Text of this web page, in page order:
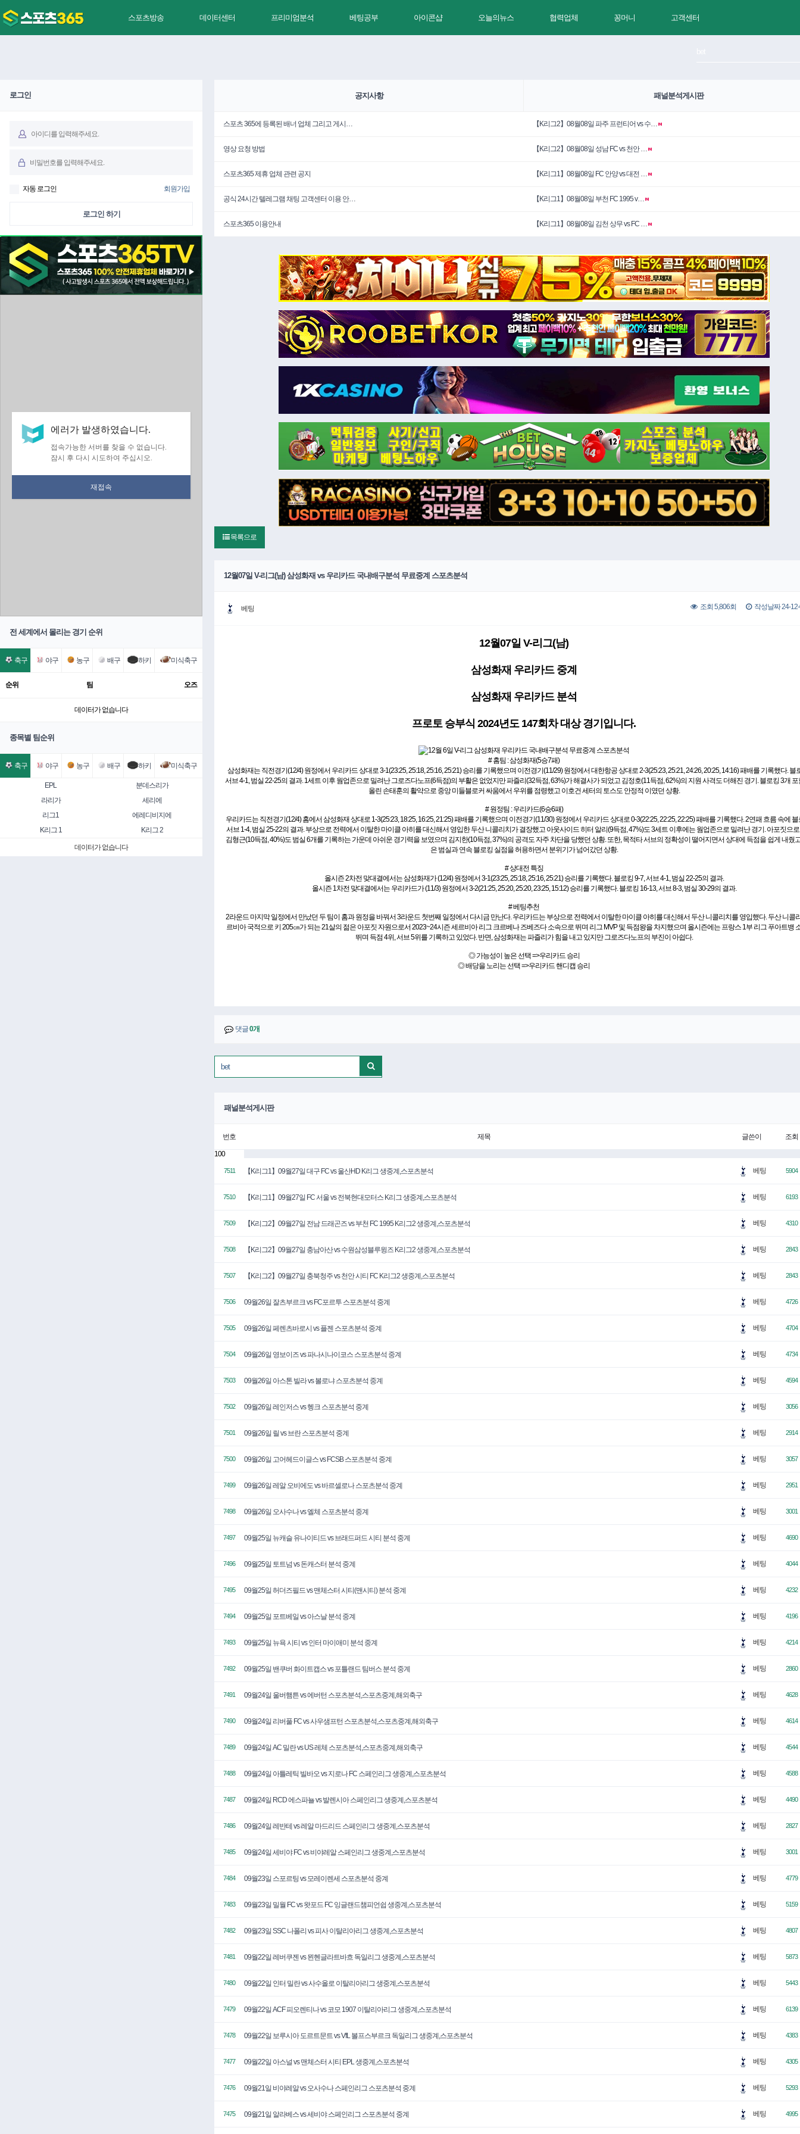
스포츠방송 데이터센터 프리미엄분석 베팅공부 아이콘샵 오늘의뉴스 협력업체 꽁머니 고객센터
로그인
자동 로그인 회원가입
로그인 하기
전 세계에서 몰리는 경기 순위
축구 야구 농구 배구 하키 미식축구
순위 팀 오즈
데이터가 없습니다
종목별 팀순위
축구 야구 농구 배구 하키 미식축구
EPL
분데스리가
라리가
세리에
리그1
에레디비지에
K리그 1
K리그 2
데이터가 없습니다
공지사항 패널분석게시판
스포츠 365에 등록된 배너 업체 그리고 게시…
영상 요청 방법
스포츠365 제휴 업체 관련 공지
공식 24시간 텔레그램 채팅 고객센터 이용 안…
스포츠365 이용안내
【K리그2】08월08일 파주 프런티어 vs 수…
【K리그2】08월08일 성남 FC vs 천안 …
【K리그1】08월08일 FC 안양 vs 대전 …
【K리그1】08월08일 부천 FC 1995 v…
【K리그1】08월08일 김천 상무 vs FC …
목록으로
12월07일 V-리그(남) 삼성화재 vs 우리카드 국내배구분석 무료중계 스포츠분석
베팅 조회 5,806회 작성날짜 24-
12월07일 V-리그(남)
삼성화재 우리카드 중계
삼성화재 우리카드 분석
프로토 승부식 2024년도 147회차 대상 경기입니다.
# 홈팀 : 삼성화재(5승7패)
삼성화재는 직전경기(12/4) 원정에서 우리카드 상대로 3-1(23:25, 25:18, 25:16, 25:21) 승리를 기록했으며 이전경기(11/29) 원정에서 대한항공 상대로 2-3(25:23, 25:21, 24:26, 20:25, 14:16) 패배를 기록했다. 블
서브 4-1, 범실 22-25의 결과. 1세트 이후 웜업존으로 밀려난 그로즈다노프(6득점)의 부활은 없었지만 파즐리(32득점, 63%)가 해결사가 되었고 김정호(11득점, 62%)의 지원 사격도 더해진 경기. 블로킹 3개
올린 손태훈의 활약으로 중앙 미들블로커 싸움에서 우위를 점령했고 이호건 세터의 토스도 안정적 이였던 상황.
# 원정팀 : 우리카드(6승6패)
우리카드는 직전경기(12/4) 홈에서 삼성화재 상대로 1-3(25:23, 18:25, 16:25, 21:25) 패배를 기록했으며 이전경기(11/30) 원정에서 우리카드 상대로 0-3(22:25, 22:25, 22:25) 패배를 기록했다. 2연패 흐름 속에 블
서브 1-4, 범실 25-22의 결과. 부상으로 전력에서 이탈한 마이클 아히를 대신해서 영입한 두산 니콜리치가 결장했고 아웃사이드 히터 알리(9득점, 47%)도 3세트 이후에는 웜업존으로 밀려난 경기. 아포짓으
김형근(10득점, 40%)도 범실 6개를 기록하는 가운데 아쉬운 경기력을 보였으며 김지한(10득점, 37%)의 공격도 자주 차단을 당했던 상황. 또한, 목적타 서브의 정확성이 떨어지면서 상대에 득점을 쉽게 내줬
은 범실과 연속 블로킹 실점을 허용하면서 분위기가 넘어갔던 상황.
# 상대전 특징
올시즌 2차전 맞대결에서는 삼성화재가 (12/4) 원정에서 3-1(23:25, 25:18, 25:16, 25:21) 승리를 기록했다. 블로킹 9-7, 서브 4-1, 범실 22-25의 결과.
올시즌 1차전 맞대결에서는 우리카드가 (11/3) 원정에서 3-2(21:25, 25:20, 25:20, 23:25, 15:12) 승리를 기록했다. 블로킹 16-13, 서브 8-3, 범실 30-29의 결과.
# 베팅추천
2라운드 마지막 일정에서 만났던 두 팀이 홈과 원정을 바꿔서 3라운드 첫번째 일정에서 다시금 만난다. 우리카드는 부상으로 전력에서 이탈한 마이클 아히를 대신해서 두산 니콜리치를 영입했다. 두산 니콜
르비아 국적으로 키 205㎝가 되는 21살의 젊은 아포짓 자원으로서 2023~24시즌 세르비아 리그 크르베나 즈베즈다 소속으로 뛰며 리그 MVP 및 득점왕을 차지했으며 올시즌에는 프랑스 1부 리그 푸아트뱅
뛰며 득점 4위, 서브 5위를 기록하고 있었다. 반면, 삼성화재는 파즐리가 힘을 내고 있지만 그로즈다노프의 부진이 아쉽다.
◎ 가능성이 높은 선택 =>우리카드 승리
◎ 배당을 노리는 선택 =>우리카드 핸디캡 승리
댓글0개
패널분석게시판
번호 제목 글쓴이 조회
100
7511 【K리그1】09월27일 대구 FC vs 울산HD K리그 생중계,스포츠분석 베팅 5904
7510 【K리그1】09월27일 FC 서울 vs 전북현대모터스 K리그 생중계,스포츠분석 베팅 6193
7509 【K리그2】09월27일 전남 드래곤즈 vs 부천 FC 1995 K리그2 생중계,스포츠분석 베팅 4310
7508 【K리그2】09월27일 충남아산 vs 수원삼성블루윙즈 K리그2 생중계,스포츠분석 베팅 2843
7507 【K리그2】09월27일 충북청주 vs 천안 시티 FC K리그2 생중계,스포츠분석 베팅 2843
7506 09월26일 잘츠부르크 vs FC포르투 스포츠분석 중계 베팅 4726
7505 09월26일 페렌츠바로시 vs 플젠 스포츠분석 중계 베팅 4704
7504 09월26일 영보이즈 vs 파나시나이코스 스포츠분석 중계 베팅 4734
7503 09월26일 아스톤 빌라 vs 볼로냐 스포츠분석 중계 베팅 4594
7502 09월26일 레인저스 vs 헹크 스포츠분석 중계 베팅 3056
7501 09월26일 릴 vs 브란 스포츠분석 중계 베팅 2914
7500 09월26일 고어헤드이글스 vs FCSB 스포츠분석 중계 베팅 3057
7499 09월26일 레알 오비에도 vs 바르셀로나 스포츠분석 중계 베팅 2951
7498 09월26일 오사수나 vs 엘체 스포츠분석 중계 베팅 3001
7497 09월25일 뉴캐슬 유나이티드 vs 브래드퍼드 시티 분석 중계 베팅 4690
7496 09월25일 토트넘 vs 돈캐스터 분석 중계 베팅 4044
7495 09월25일 허더즈필드 vs 맨체스터 시티(맨시티) 분석 중계 베팅 4232
7494 09월25일 포트베일 vs 아스날 분석 중계 베팅 4196
7493 09월25일 뉴욕 시티 vs 인터 마이애미 분석 중계 베팅 4214
7492 09월25일 밴쿠버 화이트캡스 vs 포틀랜드 팀버스 분석 중계 베팅 2860
7491 09월24일 울버햄튼 vs 에버턴 스포츠분석,스포츠중계,해외축구 베팅 4628
7490 09월24일 리버풀 FC vs 사우샘프턴 스포츠분석,스포츠중계,해외축구 베팅 4614
7489 09월24일 AC 밀란 vs US 레체 스포츠분석,스포츠중계,해외축구 베팅 4544
7488 09월24일 아틀레틱 빌바오 vs 지로나 FC 스페인리그 생중계,스포츠분석 베팅 4588
7487 09월24일 RCD 에스파뇰 vs 발렌시아 스페인리그 생중계,스포츠분석 베팅 4490
7486 09월24일 레반테 vs 레알 마드리드 스페인리그 생중계,스포츠분석 베팅 2827
7485 09월24일 세비야 FC vs 비야레알 스페인리그 생중계,스포츠분석 베팅 3001
7484 09월23일 스포르팅 vs 모레이렌세 스포츠분석 중계 베팅 4779
7483 09월23일 밀월 FC vs 왓포드 FC 잉글랜드챔피언쉽 생중계,스포츠분석 베팅 5159
7482 09월23일 SSC 나폴리 vs 피사 이탈리아리그 생중계,스포츠분석 베팅 4807
7481 09월22일 레버쿠젠 vs 묀헨글라트바흐 독일리그 생중계,스포츠분석 베팅 5873
7480 09월22일 인터 밀란 vs 사수올로 이탈리아리그 생중계,스포츠분석 베팅 5443
7479 09월22일 ACF 피오렌티나 vs 코모 1907 이탈리아리그 생중계,스포츠분석 베팅 6139
7478 09월22일 보루시아 도르트문트 vs VfL 볼프스부르크 독일리그 생중계,스포츠분석 베팅 4383
7477 09월22일 아스널 vs 맨체스터 시티 EPL 생중계,스포츠분석 베팅 4305
7476 09월21일 비야레알 vs 오사수나 스페인리그 스포츠분석 중계 베팅 5293
7475 09월21일 알라베스 vs 세비야 스페인리그 스포츠분석 중계 베팅 4995